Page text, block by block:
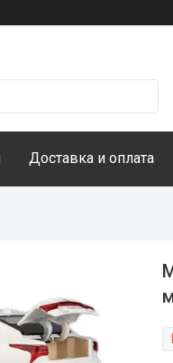
Доставка и оплата